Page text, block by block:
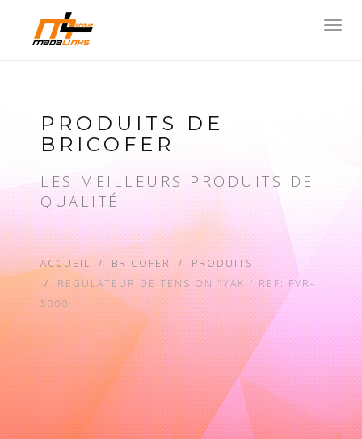
PRODUITS DE
BRICOFER
LES MEILLEURS PRODUITS DE
QUALITÉ
ACCUEIL BRICOFER
PRODUITS
REGULATEUR DE TENSION "YAKI" REF: FVR-
5000